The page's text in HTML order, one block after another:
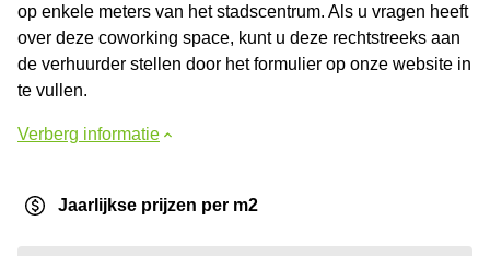
op enkele meters van het stadscentrum. Als u vragen heeft
over deze coworking space, kunt u deze rechtstreeks aan
de verhuurder stellen door het formulier op onze website in
te vullen.
Verberg informatie
Jaarlijkse prijzen per m2